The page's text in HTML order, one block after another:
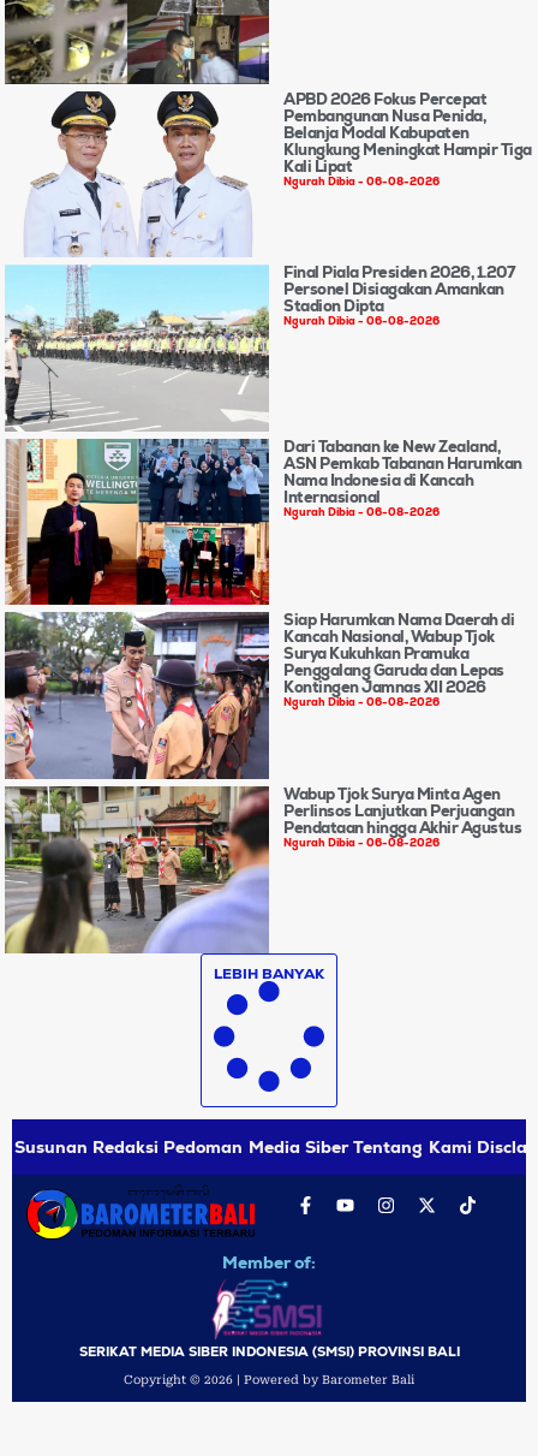
APBD 2026 Fokus Percepat
Pembangunan Nusa Penida,
Belanja Modal Kabupaten
Klungkung Meningkat Hampir Tiga
Kali Lipat
Ngurah Dibia 06-08-2026
Final Piala Presiden 2026, 1.207
Personel Disiagakan Amankan
Stadion Dipta
Ngurah Dibia 06-08-2026
Dari Tabanan ke New Zealand,
ASN Pemkab Tabanan Harumkan
Nama Indonesia di Kancah
Internasional
Ngurah Dibia 06-08-2026
Siap Harumkan Nama Daerah di
Kancah Nasional, Wabup Tjok
Surya Kukuhkan Pramuka
Penggalang Garuda dan Lepas
Kontingen Jamnas XII 2026
Ngurah Dibia 06-08-2026
Wabup Tjok Surya Minta Agen
Perlinsos Lanjutkan Perjuangan
Pendataan hingga Akhir Agustus
Ngurah Dibia 06-08-2026
LEBIH BANYAK
Susunan Redaksi Pedoman Media Siber Tentang Kami
Member of:
SERIKAT MEDIA SIBER INDONESIA (SMSI) PROVINSI BALI
Copyright © 2026 | Powered by Barometer Bali